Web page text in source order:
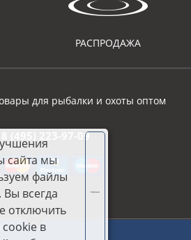
РАСПРОДАЖА
для рыбалки и охоты оптом
8 (495) 223-97-09
сайта мы
файлы
Вы всегда
отключить
в
Хорошо